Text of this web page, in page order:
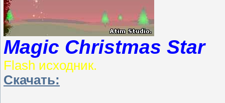
Magic Christmas Star
Flash исходник.
Скачать: